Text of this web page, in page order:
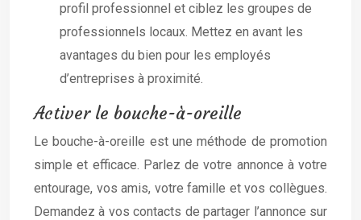
profil professionnel et ciblez les groupes de
professionnels locaux. Mettez en avant les
avantages du bien pour les employés
d’entreprises à proximité.
Activer le bouche-à-oreille
Le bouche-à-oreille est une méthode de promotion
simple et efficace. Parlez de votre annonce à votre
entourage, vos amis, votre famille et vos collègues.
Demandez à vos contacts de partager l’annonce sur